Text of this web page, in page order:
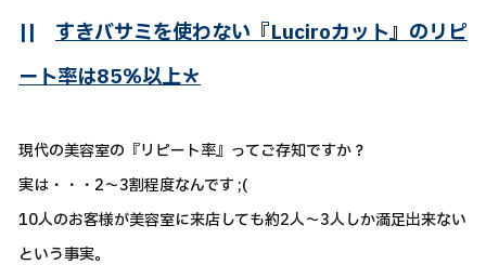
|| すきバサミを使わない『Luciroカット』のリピ
ート率は85％以上＊
現代の美容室の『リピート率』ってご存知ですか？
実は・・・2～3割程度なんです ;(
10人のお客様が美容室に来店しても約2人～3人しか満足出来ない
という事実。